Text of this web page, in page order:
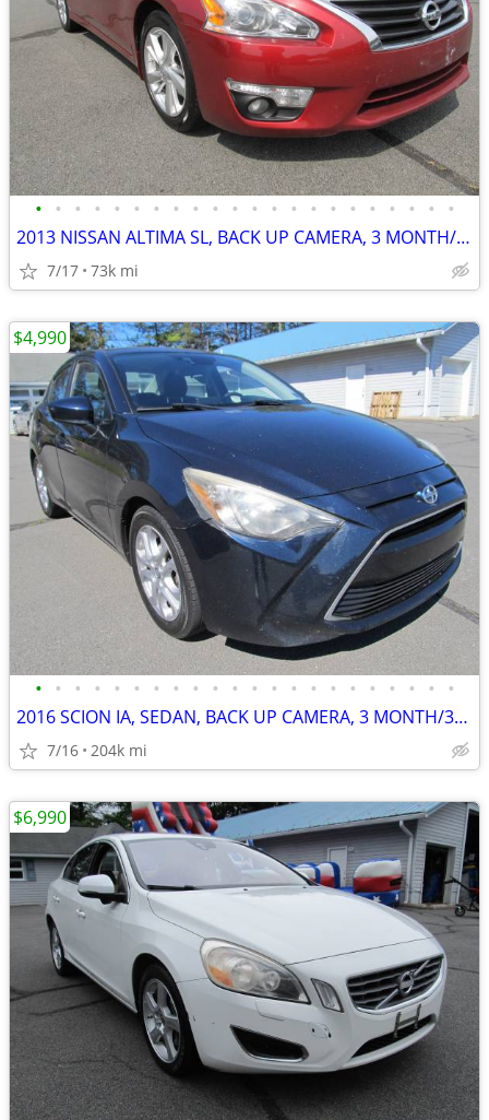
• • • • • • • • • • • • • • • • • • • • • •
2013 NISSAN ALTIMA SL, BACK UP CAMERA, 3 MONTH/3,000 ML POWERTRAIN WTY
7/17 73k mi
• • • • • • • • • • • • • • • • • • • • • •
2016 SCION IA, SEDAN, BACK UP CAMERA, 3 MONTH/3000 MILE POWERTRAIN WTY
7/16 204k mi
$4,990
$6,990